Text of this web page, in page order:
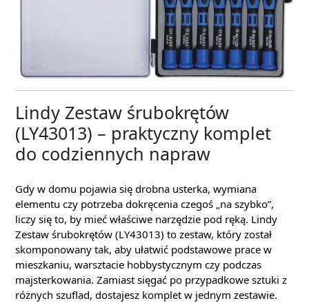
Lindy Zestaw śrubokrętów
(LY43013) – praktyczny komplet
do codziennych napraw
Gdy w domu pojawia się drobna usterka, wymiana
elementu czy potrzeba dokręcenia czegoś „na szybko”,
liczy się to, by mieć właściwe narzędzie pod ręką. Lindy
Zestaw śrubokrętów (LY43013) to zestaw, który został
skomponowany tak, aby ułatwić podstawowe prace w
mieszkaniu, warsztacie hobbystycznym czy podczas
majsterkowania. Zamiast sięgać po przypadkowe sztuki z
różnych szuflad, dostajesz komplet w jednym zestawie.